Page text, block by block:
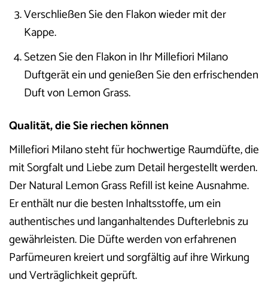
Verschließen Sie den Flakon wieder mit der
Kappe.
Setzen Sie den Flakon in Ihr Millefiori Milano
Duftgerät ein und genießen Sie den erfrischenden
Duft von Lemon Grass.
Qualität, die Sie riechen können
Millefiori Milano steht für hochwertige Raumdüfte, die
mit Sorgfalt und Liebe zum Detail hergestellt werden.
Der Natural Lemon Grass Refill ist keine Ausnahme.
Er enthält nur die besten Inhaltsstoffe, um ein
authentisches und langanhaltendes Dufterlebnis zu
gewährleisten. Die Düfte werden von erfahrenen
Parfümeuren kreiert und sorgfältig auf ihre Wirkung
und Verträglichkeit geprüft.